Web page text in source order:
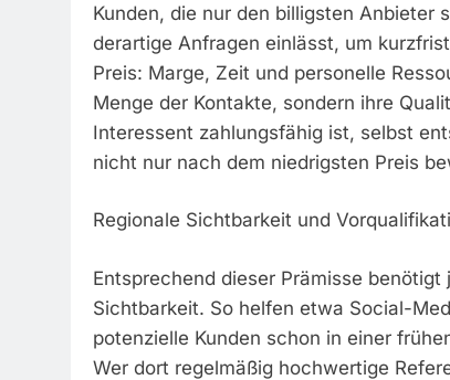
Kunden, die nur den billigsten Anbieter
derartige Anfragen einlässt, um
Preis: Marge, Zeit und personelle
Menge der Kontakte, sondern ihre
Interessent zahlungsfähig ist, selbst
nicht nur nach dem niedrigsten Preis
Regionale Sichtbarkeit und
Entsprechend dieser Prämisse
Sichtbarkeit. So helfen etwa Social-
potenzielle Kunden schon in einer
Wer dort regelmäßig hochwertige